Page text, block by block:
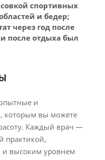
спортивных
и бедер;
через год после
после отдыха был
и
которым вы можете
Каждый врач —
практикой,
высоким уровнем